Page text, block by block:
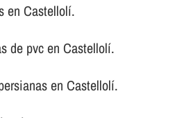
en Castellolí.
de pvc en Castellolí.
en Castellolí.